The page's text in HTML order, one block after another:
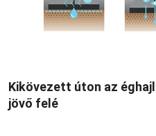
Kikövezett úton az
jövő felé